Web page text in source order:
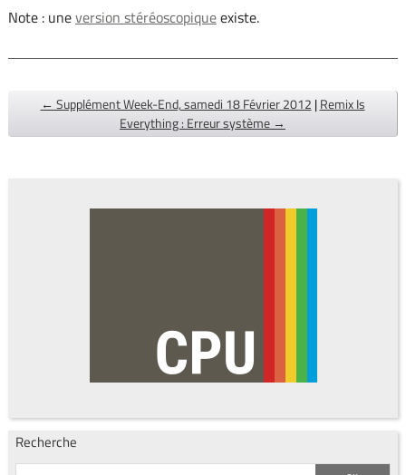
Note : uneversion stéréoscopiqueexiste.
← Supplément Week-End, samedi 18 Février 2012 | Remix Is
Everything : Erreur système →
Recherche